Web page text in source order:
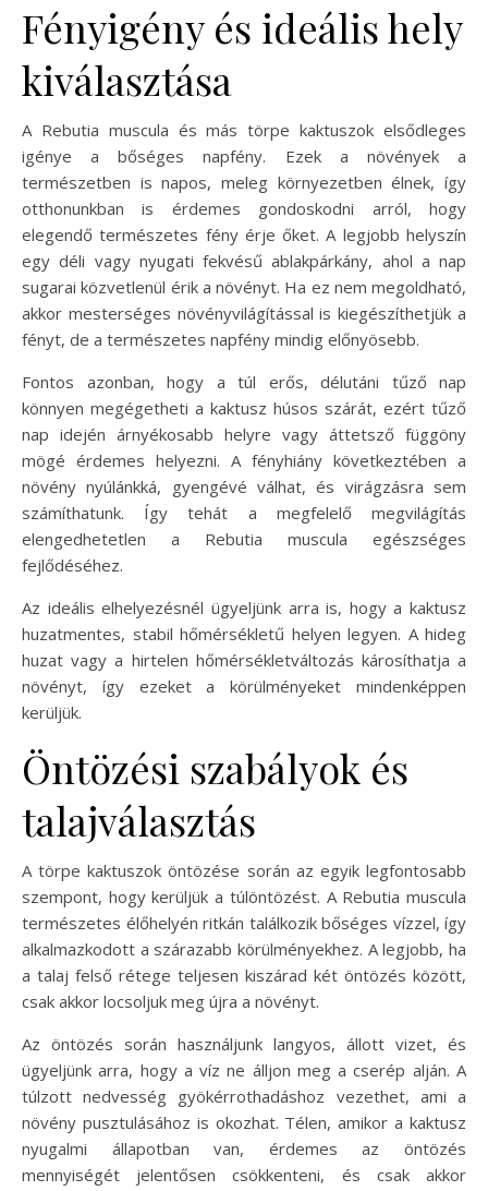
Fényigény és ideális hely
kiválasztása
A Rebutia muscula és más törpe kaktuszok elsődleges
igénye a bőséges napfény. Ezek a növények a
természetben is napos, meleg környezetben élnek, így
otthonunkban is érdemes gondoskodni arról, hogy
elegendő természetes fény érje őket. A legjobb helyszín
egy déli vagy nyugati fekvésű ablakpárkány, ahol a nap
sugarai közvetlenül érik a növényt. Ha ez nem megoldható,
akkor mesterséges növényvilágítással is kiegészíthetjük a
fényt, de a természetes napfény mindig előnyösebb.
Fontos azonban, hogy a túl erős, délutáni tűző nap
könnyen megégetheti a kaktusz húsos szárát, ezért tűző
nap idején árnyékosabb helyre vagy áttetsző függöny
mögé érdemes helyezni. A fényhiány következtében a
növény nyúlánkká, gyengévé válhat, és virágzásra sem
számíthatunk. Így tehát a megfelelő megvilágítás
elengedhetetlen a Rebutia muscula egészséges
fejlődéséhez.
Az ideális elhelyezésnél ügyeljünk arra is, hogy a kaktusz
huzatmentes, stabil hőmérsékletű helyen legyen. A hideg
huzat vagy a hirtelen hőmérsékletváltozás károsíthatja a
növényt, így ezeket a körülményeket mindenképpen
kerüljük.
Öntözési szabályok és
talajválasztás
A törpe kaktuszok öntözése során az egyik legfontosabb
szempont, hogy kerüljük a túlöntözést. A Rebutia muscula
természetes élőhelyén ritkán találkozik bőséges vízzel, így
alkalmazkodott a szárazabb körülményekhez. A legjobb, ha
a talaj felső rétege teljesen kiszárad két öntözés között,
csak akkor locsoljuk meg újra a növényt.
Az öntözés során használjunk langyos, állott vizet, és
ügyeljünk arra, hogy a víz ne álljon meg a cserép alján. A
túlzott nedvesség gyökérrothadáshoz vezethet, ami a
növény pusztulásához is okozhat. Télen, amikor a kaktusz
nyugalmi állapotban van, érdemes az öntözés
mennyiségét jelentősen csökkenteni, és csak akkor